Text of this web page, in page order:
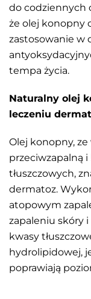
do codziennych
że olej konopny
zastosowanie w
tempa życia.
Naturalny olej
leczeniu
Olej konopny,
przeciwzapalną
tłuszczowych,
dermatoz.
atopowym
zapaleniu skóry
kwasy
hydrolipidowej,
poprawiają